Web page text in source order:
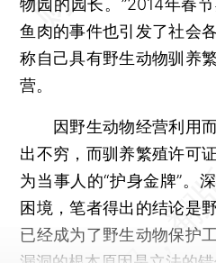
物园的园长。”2014年春
鱼肉的事件也引发了社会
称自己具有野生动物驯养
营。
因野生动物经营利用而
出不穷，而驯养繁殖许可
为当事人的“护身金牌”。
困境，笔者得出的结论是
已经成为了野生动物保护